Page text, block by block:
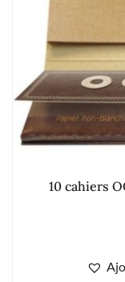
10 cahiers